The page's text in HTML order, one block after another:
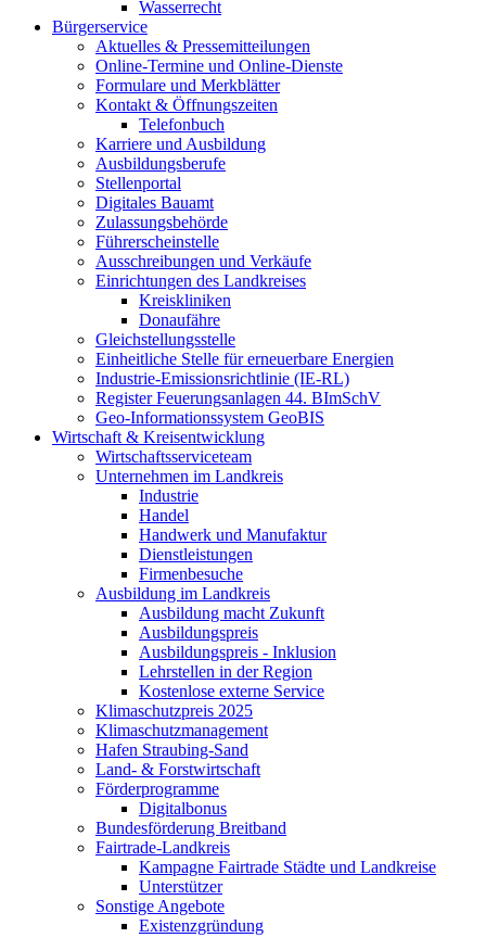
Wasserrecht
Bürgerservice
Aktuelles & Pressemitteilungen
Online-Termine und Online-Dienste
Formulare und Merkblätter
Kontakt & Öffnungszeiten
Telefonbuch
Karriere und Ausbildung
Ausbildungsberufe
Stellenportal
Digitales Bauamt
Zulassungsbehörde
Führerscheinstelle
Ausschreibungen und Verkäufe
Einrichtungen des Landkreises
Kreiskliniken
Donaufähre
Gleichstellungsstelle
Einheitliche Stelle für erneuerbare Energien
Industrie-Emissionsrichtlinie (IE-RL)
Register Feuerungsanlagen 44. BImSchV
Geo-Informationssystem GeoBIS
Wirtschaft & Kreisentwicklung
Wirtschaftsserviceteam
Unternehmen im Landkreis
Industrie
Handel
Handwerk und Manufaktur
Dienstleistungen
Firmenbesuche
Ausbildung im Landkreis
Ausbildung macht Zukunft
Ausbildungspreis
Ausbildungspreis - Inklusion
Lehrstellen in der Region
Kostenlose externe Service
Klimaschutzpreis 2025
Klimaschutzmanagement
Hafen Straubing-Sand
Land- & Forstwirtschaft
Förderprogramme
Digitalbonus
Bundesförderung Breitband
Fairtrade-Landkreis
Kampagne Fairtrade Städte und Landkreise
Unterstützer
Sonstige Angebote
Existenzgründung